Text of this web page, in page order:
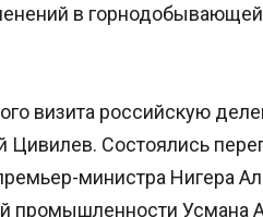
в
визита российскую
Цивилев. Состоялись
министра Нигера
промышленности Усмана